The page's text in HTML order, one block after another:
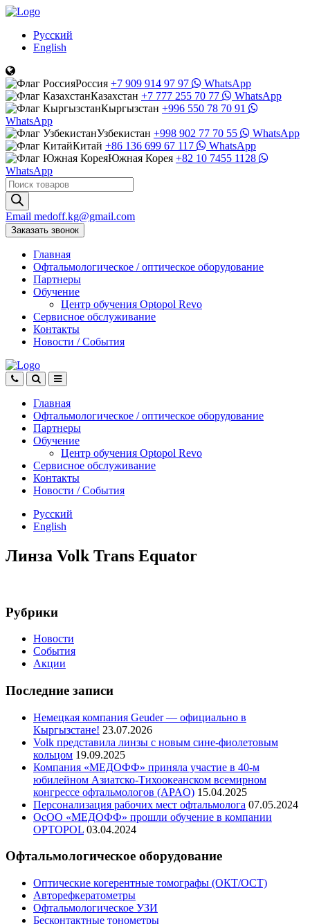
Русский
English
Россия +7 909 914 97 97
WhatsApp
Казахстан +7 777 255 70 77
WhatsApp
Кыргызстан +996 550 78 70 91
WhatsApp
Узбекистан +998 902 77 70 55
WhatsApp
Китай +86 136 699 67 117
WhatsApp
Южная Корея +82 10 7455 1128
WhatsApp
Поиск
товаров
Email medoff.kg@gmail.com
Заказать звонок
Главная
Офтальмологическое / оптическое оборудование
Партнеры
Обучение
Центр обучения Оptopol Revo
Сервисное обслуживание
Контакты
Новости / События
Главная
Офтальмологическое / оптическое оборудование
Партнеры
Обучение
Центр обучения Оptopol Revo
Сервисное обслуживание
Контакты
Новости / События
Русский
English
Линза Volk Trans Equator
Рубрики
Новости
События
Акции
Последние записи
Немецкая компания Geuder — официально в
Кыргызстане! 23.07.2026
Volk представила линзы с новым сине-фиолетовым
кольцом 19.09.2025
Компания «МЕДОФФ» приняла участие в 40-м
юбилейном Азиатско-Тихоокеанском всемирном
конгрессе офтальмологов (APAO) 15.04.2025
Персонализация рабочих мест офтальмолога 07.05.2024
ОсОО «МЕДОФФ» прошли обучение в компании
OPTOPOL 03.04.2024
Офтальмологическое оборудование
Оптические когерентные томографы (ОКТ/ОСТ)
Авторефкератометры
Офтальмологическое УЗИ
Бесконтактные тонометры